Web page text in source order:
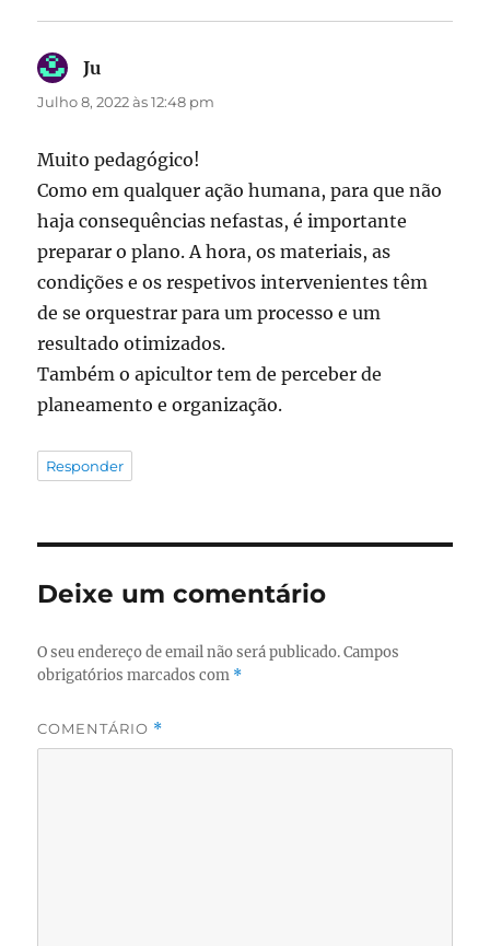
Ju
Julho 8, 2022 às 12:48 pm
Muito pedagógico!
Como em qualquer ação humana, para que não
haja consequências nefastas, é importante
preparar o plano. A hora, os materiais, as
condições e os respetivos intervenientes têm
de se orquestrar para um processo e um
resultado otimizados.
Também o apicultor tem de perceber de
planeamento e organização.
Responder
Deixe um comentário
O seu endereço de email não será publicado. Campos
obrigatórios marcados com *
COMENTÁRIO *